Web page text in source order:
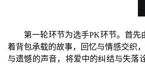
第一轮环节为选手PK环节。首先
着背包承载的故事，回忆与情感交织
与遗憾的声音，将爱中的纠结与失落